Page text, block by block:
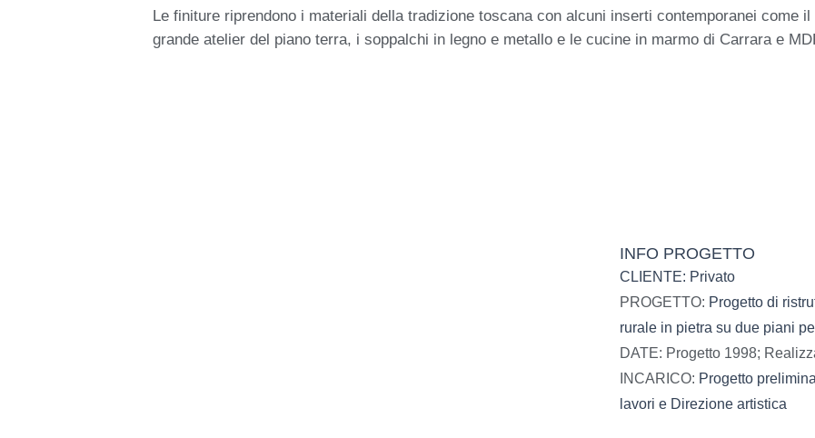
Le finiture riprendono i materiali della tradizione toscana con alcuni inserti contemporanei come
grande atelier del piano terra, i soppalchi in legno e metallo e le cucine in marmo di Carrara e
INFO PROGETTO
CLIENTE: Privato
PROGETTO: Progetto di
rurale in pietra su due piani
DATE: Progetto 1998;
INCARICO: Progetto
lavori e Direzione artistica